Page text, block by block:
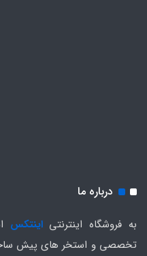
درباره ما
به فروشگاه اینترنتیاینتکس
تخصصی و استخر های پیش